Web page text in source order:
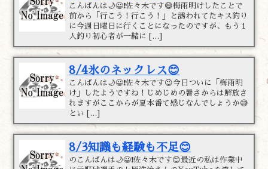
こんばんは🌙😃❗佐々木です😄梅雨明けしたことで
前から「行こう！行こう！」と誘われてたキス釣り
に今週日曜日に行くことになったのですが、もう１
人釣り初心者が一緒に […]
8/4氷のネックレス😊
こんばんは🌙😃❗佐々木です😉今日ついに「梅雨明
け」したようですね！じめじめの暑さからは解放さ
れますがここからが夏本番て感じなんでしょうか😅
とい […]
8/3知識も経験も不足😊
のこんばんは🌙😃❗佐々木です😊最近の私は作業中